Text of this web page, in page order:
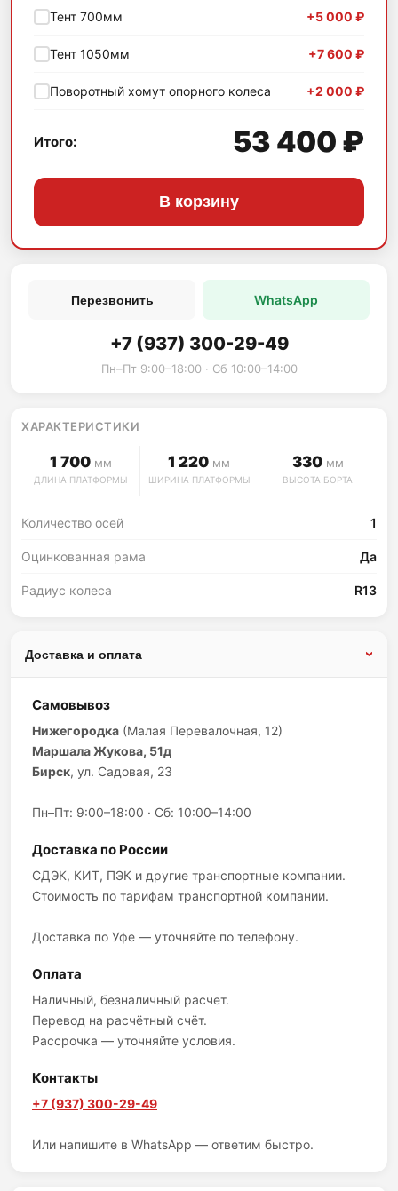
ХАРАКТЕРИСТИКИ
1 700мм
ДЛИНА ПЛАТФОРМЫ
1 220 мм
ШИРИНА ПЛАТФОРМЫ
330мм
ВЫСОТА БОРТА
Количество осей 1
Оцинкованная рама Да
Радиус колеса R13
Доставка и оплата
Самовывоз
Нижегородка (Малая Перевалочная, 12)
Маршала Жукова, 51д
Бирск, ул. Садовая, 23
Пн–Пт: 9:00–18:00 · Сб: 10:00–14:00
Доставка по России
СДЭК, КИТ, ПЭК и другие транспортные компании.
Стоимость по тарифам транспортной компании.
Доставка по Уфе — уточняйте по телефону.
Оплата
Наличный, безналичный расчет.
Перевод на расчётный счёт.
Рассрочка — уточняйте условия.
Контакты
+7 (937) 300-29-49
Или напишите в WhatsApp — ответим быстро.
Тент 700мм +5 000 ₽
Тент 1050мм +7 600 ₽
Поворотный хомут опорного колеса +2 000 ₽
Итого: 53 400 ₽
В корзину
Перезвонить WhatsApp
+7 (937) 300-29-49
Пн–Пт 9:00–18:00 · Сб 10:00–14:00